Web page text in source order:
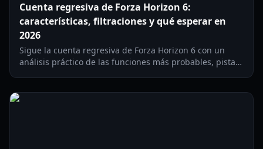
Cuenta regresiva de Forza Horizon 6:
características, filtraciones y qué esperar en
2026
Sigue la cuenta regresiva de Forza Horizon 6 con un
análisis práctico de las funciones más probables, pistas